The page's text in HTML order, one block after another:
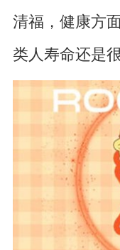
清福，健康方
类人寿命还是